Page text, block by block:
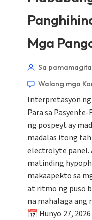
Mga
Sa
Walang mga
Interpretasyon
Para sa
ng pospeyt ay
madalas itong
electrolyte panel.
matinding
makaapekto sa
at ritmo ng puso
na mahalaga ang
📅 Hunyo 27,